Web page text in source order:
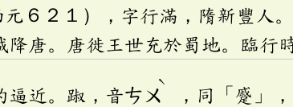
６２１），字行滿，隋新豐人
唐。唐徙王世充於蜀地。臨行
逼近。踧，音ㄘㄨ
ˋ
，同「蹙」